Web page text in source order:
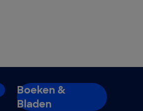
Boeken &
Bladen